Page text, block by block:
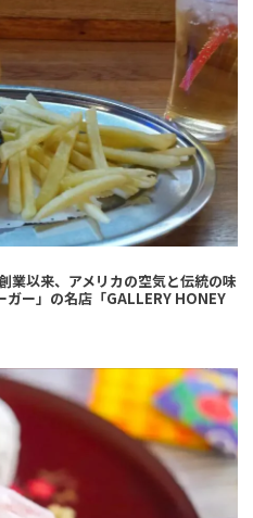
以来、アメリカの空気と伝統の味
ー」の名店「GALLERY HONEY